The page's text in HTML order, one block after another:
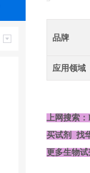
品牌
应用领域
上网搜索
买试剂 找
更多生物